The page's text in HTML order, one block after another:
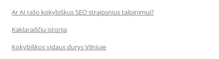
Ar AI rašo kokybiškus SEO straipsnius talpinimui?
Kaklaraiščių istorija
Kokybiškos vidaus durys Vilniuje